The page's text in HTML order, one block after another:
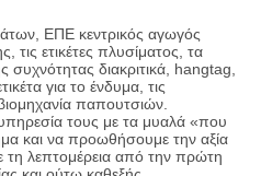
ΕΠΕ κεντρικός αγωγός
τις ετικέτες πλυσίματος, τα
συχνότητας διακριτικά, hangtag,
για το ένδυμα, τις
παπουτσιών.
τους με τα μυαλά «που
και να προωθήσουμε την αξία
τη λεπτομέρεια από την πρώτη